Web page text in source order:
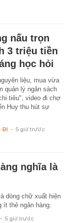
nấu trọn
3 triệu tiền
học hỏi
liệu, mua vừa
quản lý ngân sách
tiêu", video đi chợ
Huy thu hút sự
ĐI - 5 giờ trước
nghĩa là
dòng chữ xuất hiện
ít thẻ ngân hàng.
- 5 giờ trước